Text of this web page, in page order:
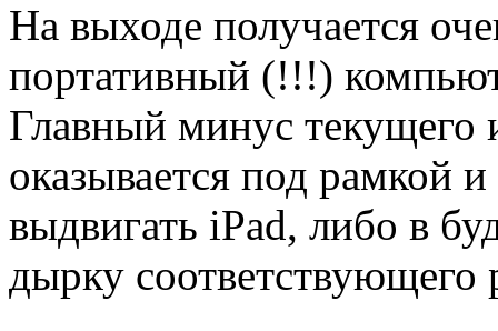
На выходе получается
портативный (!!!)
Главный минус
оказывается под рамкой
выдвигать iPad, либо в
дырку соответствующего